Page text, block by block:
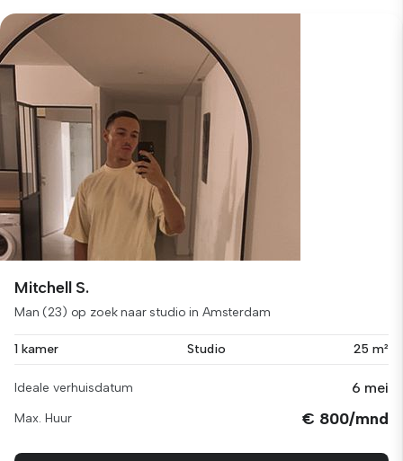
Mitchell S.
Man (23) op zoek naar studio in Amsterdam
1 kamer Studio 25 m²
Ideale verhuisdatum 6 mei
Max. Huur € 800/mnd